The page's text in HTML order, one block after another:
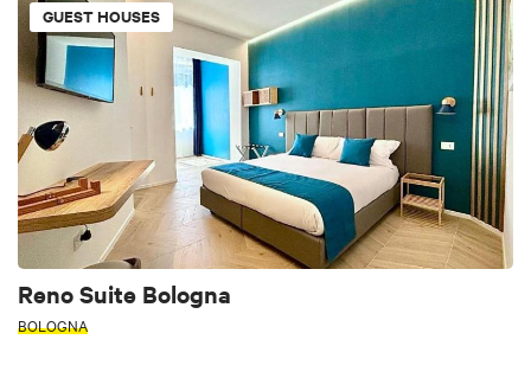
GUEST HOUSES
Reno Suite Bologna
BOLOGNA